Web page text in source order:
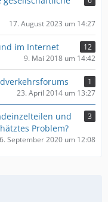
17. August 2023 um 14:27
im Internet
12
9. Mai 2018 um 14:42
1
23. April 2014 um 13:27
und
Problem?
3
September 2020 um 12:08